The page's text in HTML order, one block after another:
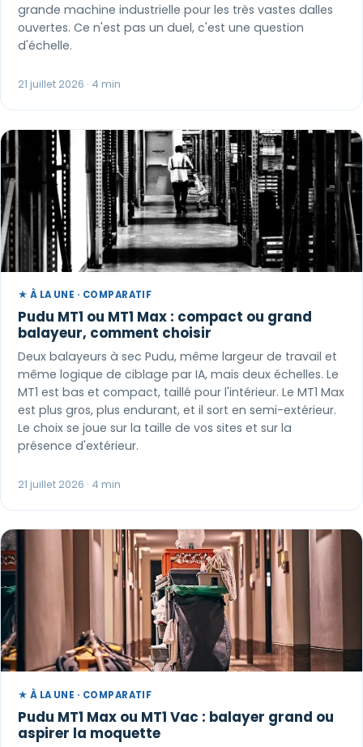
grande machine industrielle pour les très vastes dalles
ouvertes. Ce n'est pas un duel, c'est une question
d'échelle.
21 juillet 2026 · 4 min
★ À LA UNE · COMPARATIF
Pudu MT1 ou MT1 Max : compact ou grand
balayeur, comment choisir
Deux balayeurs à sec Pudu, même largeur de travail et
même logique de ciblage par IA, mais deux échelles. Le
MT1 est bas et compact, taillé pour l'intérieur. Le MT1 Max
est plus gros, plus endurant, et il sort en semi-extérieur.
Le choix se joue sur la taille de vos sites et sur la
présence d'extérieur.
21 juillet 2026 · 4 min
★ À LA UNE · COMPARATIF
Pudu MT1 Max ou MT1 Vac : balayer grand ou
aspirer la moquette